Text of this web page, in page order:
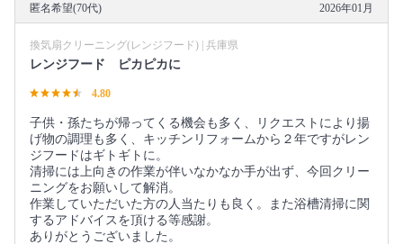
匿名希望(70代) 2026年01月
換気扇クリーニング(レンジフード) | 兵庫県
レンジフード ピカピカに
4.80
子供・孫たちが帰ってくる機会も多く、リクエストにより揚
げ物の調理も多く、キッチンリフォームから２年ですがレン
ジフードはギトギトに。
清掃には上向きの作業が伴いなかなか手が出ず、今回クリー
ニングをお願いして解消。
作業していただいた方の人当たりも良く。また浴槽清掃に関
するアドバイスを頂ける等感謝。
ありがとうございました。